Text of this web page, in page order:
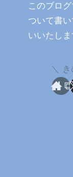
このブロ
ついて書
いいたしま